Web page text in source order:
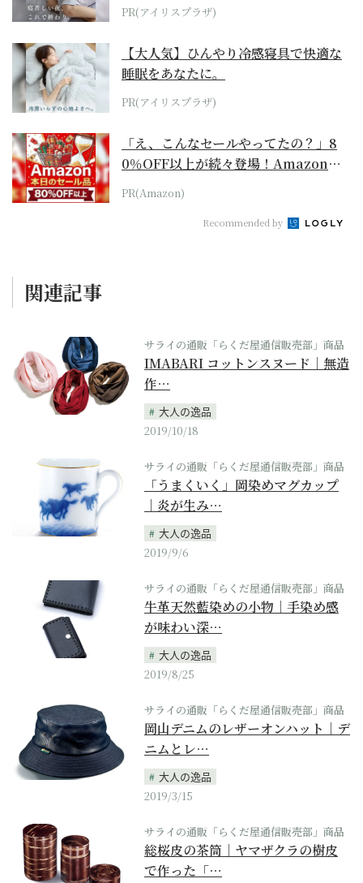
PR(アイリスプラザ)
【大人気】ひんやり冷感寝具で快適な
睡眠をあなたに。
PR(アイリスプラザ)
「え、こんなセールやってたの？」8
0％OFF以上が続々登場！Amazonの
本気が...
PR(Amazon)
Recommended by
関連記事
サライの通販「らくだ屋通信販売部」商品
IMABARI コットンスヌード｜無造
作…
大人の逸品
2019/10/18
サライの通販「らくだ屋通信販売部」商品
「うまくいく」岡染めマグカップ
｜炎が生み…
大人の逸品
2019/9/6
サライの通販「らくだ屋通信販売部」商品
牛革天然藍染めの小物｜手染め感
が味わい深…
大人の逸品
2019/8/25
サライの通販「らくだ屋通信販売部」商品
岡山デニムのレザーオンハット｜デ
ニムとレ…
大人の逸品
2019/3/15
サライの通販「らくだ屋通信販売部」商品
総桜皮の茶筒｜ヤマザクラの樹皮
で作った「…